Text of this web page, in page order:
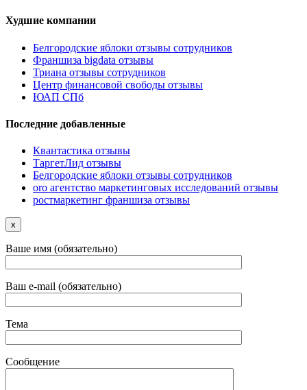
Худшие компании
Белгородские яблоки отзывы сотрудников
Франшиза bigdata отзывы
Триана отзывы сотрудников
Центр финансовой свободы отзывы
ЮАП СПб
Последние добавленные
Квантастика отзывы
ТаргетЛид отзывы
Белгородские яблоки отзывы сотрудников
oro агентство маркетинговых исследований отзывы
ростмаркетинг франшиза отзывы
x
Ваше имя (обязательно)
Ваш e-mail (обязательно)
Тема
Сообщение